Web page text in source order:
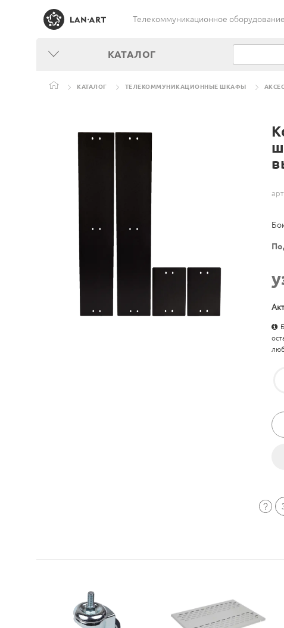
Телекоммуникационное
КАТАЛОГ
КАТАЛОГ ТЕЛЕКОММУНИКАЦИОННЫЕ ШКАФЫ